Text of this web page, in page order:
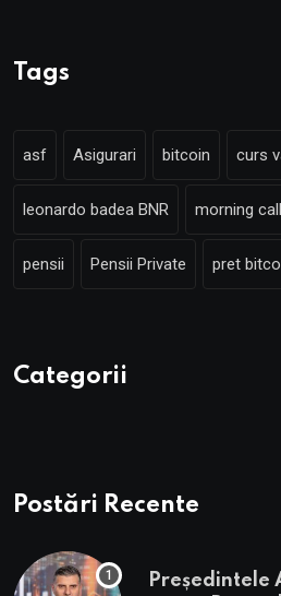
Tags
asf Asigurari bitcoin curs
leonardo badea BNR morning call
pensii Pensii Private pret
Categorii
Postări Recente
Președintele